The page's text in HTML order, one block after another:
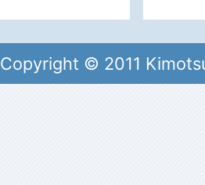
Copyright © 2011